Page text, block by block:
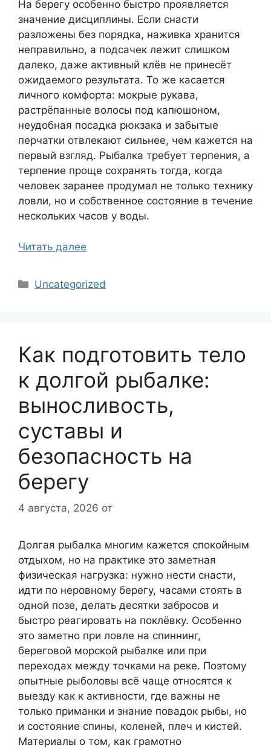
На берегу особенно быстро проявляется
значение дисциплины. Если снасти
разложены без порядка, наживка хранится
неправильно, а подсачек лежит слишком
далеко, даже активный клёв не принесёт
ожидаемого результата. То же касается
личного комфорта: мокрые рукава,
растрёпанные волосы под капюшоном,
неудобная посадка рюкзака и забытые
перчатки отвлекают сильнее, чем кажется на
первый взгляд. Рыбалка требует терпения, а
терпение проще сохранять тогда, когда
человек заранее продумал не только технику
ловли, но и собственное состояние в течение
нескольких часов у воды.
Читать далее
Рубрики
Uncategorized
Как подготовить тело
к долгой рыбалке:
выносливость,
суставы и
безопасность на
берегу
4 августа, 2026 от
Долгая рыбалка многим кажется спокойным
отдыхом, но на практике это заметная
физическая нагрузка: нужно нести снасти,
идти по неровному берегу, часами стоять в
одной позе, делать десятки забросов и
быстро реагировать на поклёвку. Особенно
это заметно при ловле на спиннинг,
береговой морской рыбалке или при
переходах между точками на реке. Поэтому
опытные рыболовы всё чаще относятся к
выезду как к активности, где важны не
только приманки и знание повадок рыбы, но
и состояние спины, коленей, плеч и кистей.
Материалы о том, как грамотно